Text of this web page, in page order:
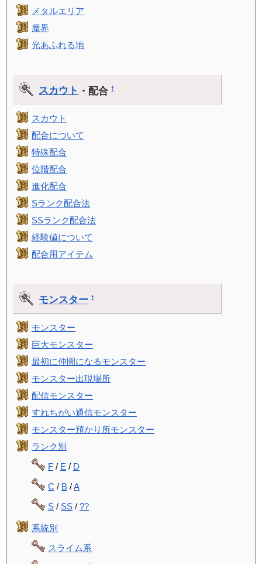
メタルエリア
魔界
光あふれる地
スカウト ・配合†
スカウト
配合について
特殊配合
位階配合
進化配合
Sランク配合法
SSランク配合法
経験値について
配合用アイテム
モンスター †
モンスター
巨大モンスター
最初に仲間になるモンスター
モンスター出現場所
配信モンスター
すれちがい通信モンスター
モンスター預かり所モンスター
ランク別
F / E / D
C / B /A
S / SS /??
系統別
スライム系